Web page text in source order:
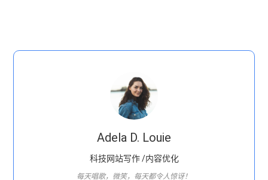
Adela D. Louie
科技网站写作 /内容优化
每天唱歌，微笑，每天都令人惊讶！